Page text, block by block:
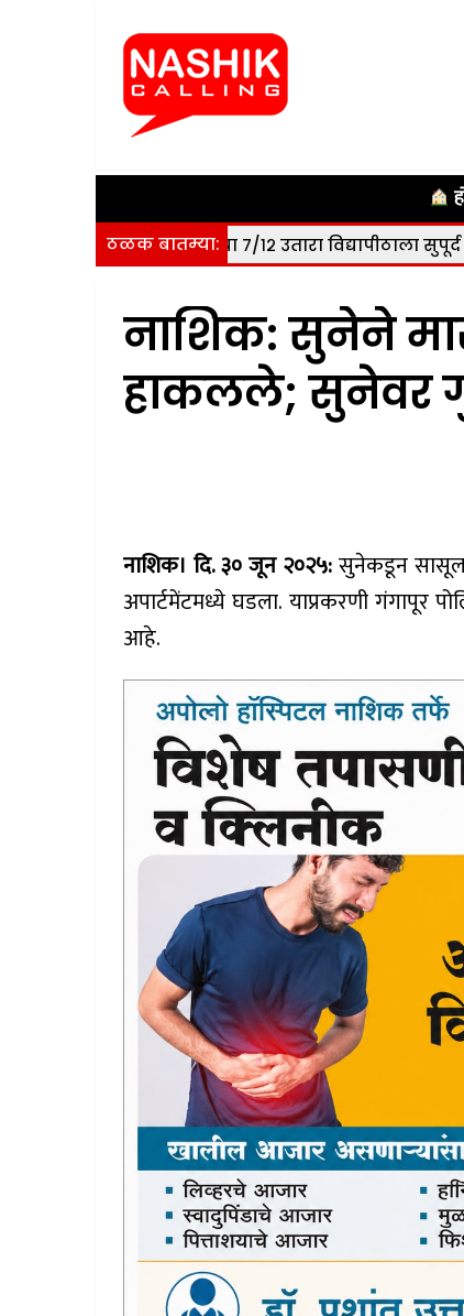
ठळक बातम्या:
हेक्टर जमिनीचा ७/१२ उतारा विद्यापीठाला सुपूर्द |
नाशिक: सुनेने
हाकलले; सुनेवर
नाशिक। दि. ३० जून २०२५:सुनेकडून सासूला
अपार्टमेंटमध्ये घडला. याप्रकरणी गंगापूर
आहे.